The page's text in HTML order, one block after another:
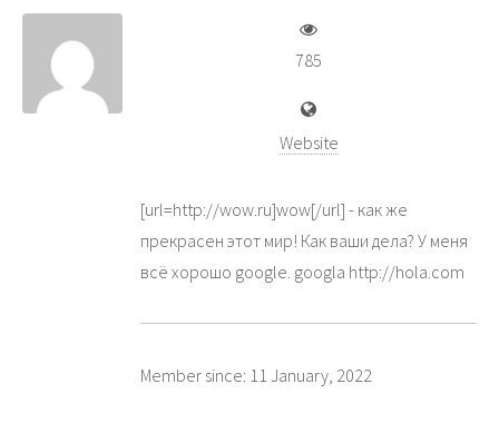
785
Website
[url=http://wow.ru]wow[/url] - как же
прекрасен этот мир! Как ваши дела? У меня
всё хорошо google. googla http://hola.com
Member since: 11 January, 2022